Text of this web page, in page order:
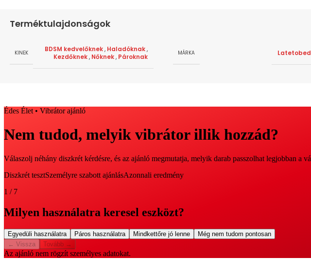
Terméktulajdonságok
KINEK BDSM kedvelőknek, Haladóknak,
Kezdőknek, Nőknek, Pároknak MÁRKA Latetobed